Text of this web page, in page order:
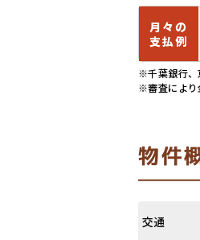
月々の
支払例
※千葉銀行、
※審査により
物件
交通